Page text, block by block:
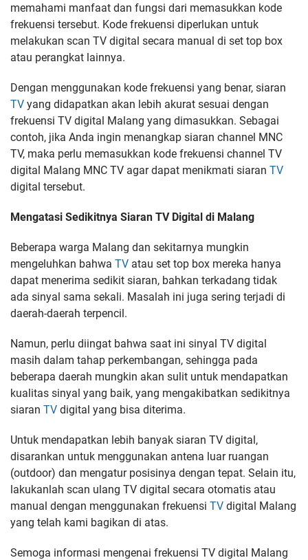
memahami manfaat dan fungsi dari memasukkan kode
frekuensi tersebut. Kode frekuensi diperlukan untuk
melakukan scan TV digital secara manual di set top box
atau perangkat lainnya.
Dengan menggunakan kode frekuensi yang benar, siaran
TV yang didapatkan akan lebih akurat sesuai dengan
frekuensi TV digital Malang yang dimasukkan. Sebagai
contoh, jika Anda ingin menangkap siaran channel MNC
TV, maka perlu memasukkan kode frekuensi channel TV
digital Malang MNC TV agar dapat menikmati siaran TV
digital tersebut.
Mengatasi Sedikitnya Siaran TV Digital di Malang
Beberapa warga Malang dan sekitarnya mungkin
mengeluhkan bahwa TV atau set top box mereka hanya
dapat menerima sedikit siaran, bahkan terkadang tidak
ada sinyal sama sekali. Masalah ini juga sering terjadi di
daerah-daerah terpencil.
Namun, perlu diingat bahwa saat ini sinyal TV digital
masih dalam tahap perkembangan, sehingga pada
beberapa daerah mungkin akan sulit untuk mendapatkan
kualitas sinyal yang baik, yang mengakibatkan sedikitnya
siaran TV digital yang bisa diterima.
Untuk mendapatkan lebih banyak siaran TV digital,
disarankan untuk menggunakan antena luar ruangan
(outdoor) dan mengatur posisinya dengan tepat. Selain itu,
lakukanlah scan ulang TV digital secara otomatis atau
manual dengan menggunakan frekuensi TV digital Malang
yang telah kami bagikan di atas.
Semoga informasi mengenai frekuensi TV digital Malang